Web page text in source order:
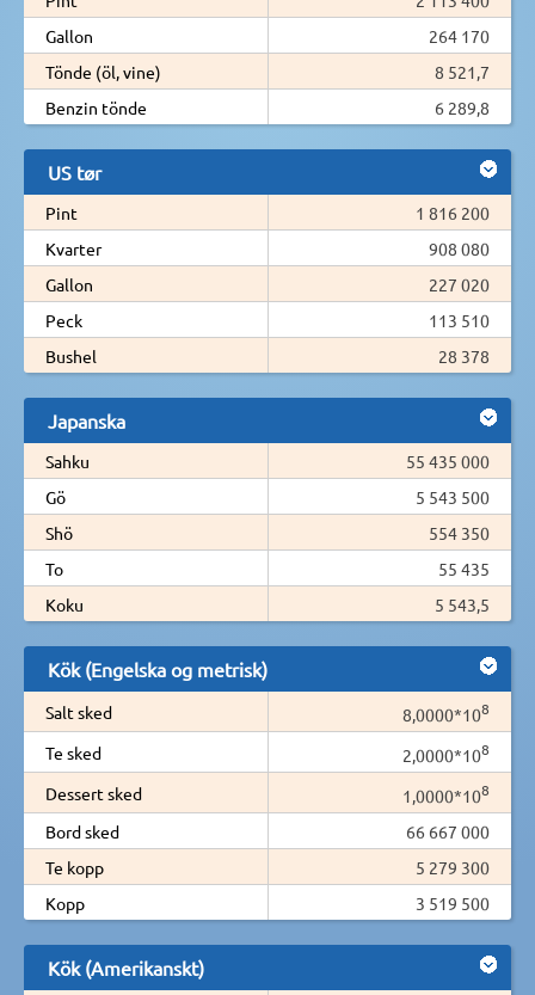
Gallon
264 170
Tönde (öl, vine)
8 521,7
Benzin tönde
6 289,8
US tør
Pint
1 816 200
Kvarter
908 080
Gallon
227 020
Peck
113 510
Bushel
28 378
Japanska
Sahku
55 435 000
Gö
5 543 500
Shö
554 350
To
55 435
Koku
5 543,5
Kök (Engelska og metrisk)
Salt sked 8,0000*108
Te sked 2,0000*108
Dessert sked 1,0000*108
Bord sked
66 667 000
Te kopp
5 279 300
Kopp
3 519 500
Kök (Amerikanskt)